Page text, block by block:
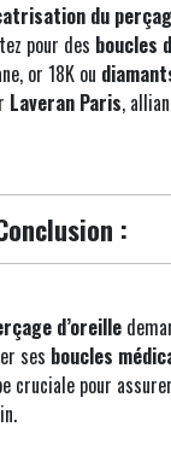
du
pour des boucles
or 18K ou
Laveran Paris,
:
d’oreille
ses boucles
cruciale pour